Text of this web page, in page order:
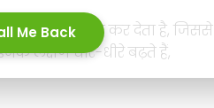
को तेज कर देता है, जिससे
लक्षण धीरे-धीरे बढ़ते हैं,
Me Back